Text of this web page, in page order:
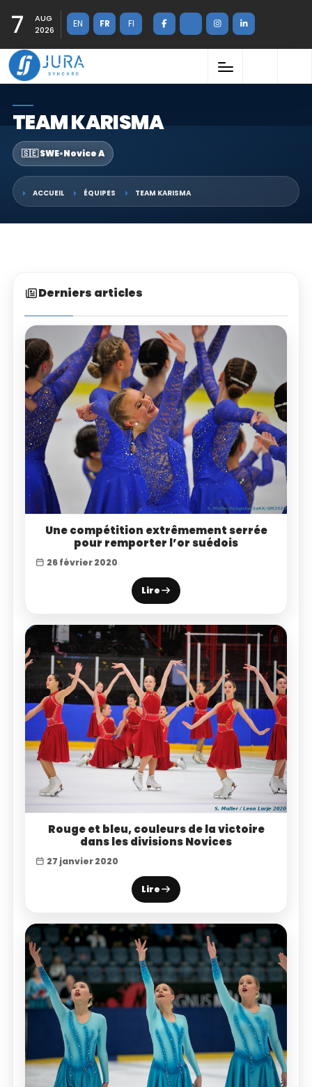
7
AUG
2026
EN FR FI
TEAM KARISMA
🇸🇪 SWE•Novice A
ACCUEIL ÉQUIPES TEAM KARISMA
Derniers articles
Une compétition extrêmement serrée
pour remporter l’or suédois
26 février 2020
Lire
Rouge et bleu, couleurs de la victoire
dans les divisions Novices
27 janvier 2020
Lire